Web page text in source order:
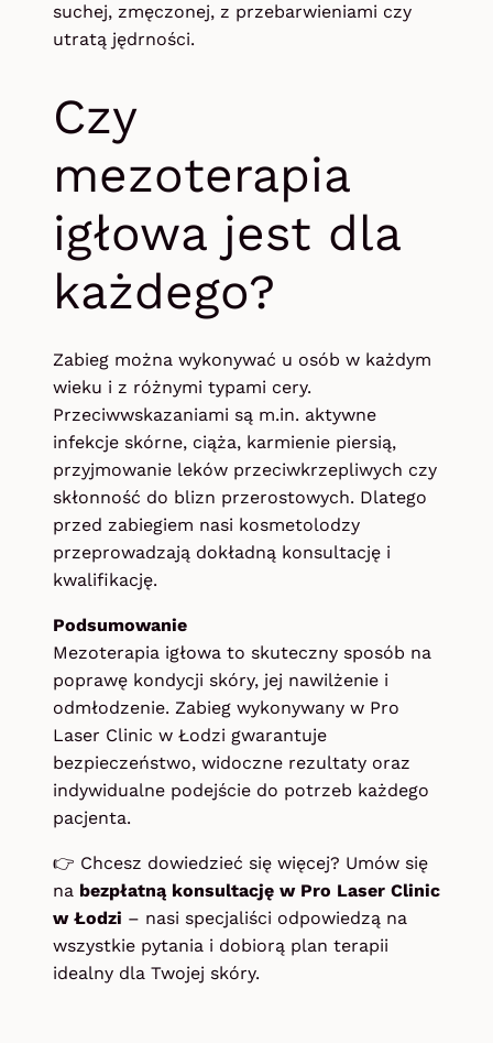
suchej, zmęczonej, z przebarwieniami czy
utratą jędrności.
Czy
mezoterapia
igłowa jest dla
każdego?
Zabieg można wykonywać u osób w każdym
wieku i z różnymi typami cery.
Przeciwwskazaniami są m.in. aktywne
infekcje skórne, ciąża, karmienie piersią,
przyjmowanie leków przeciwkrzepliwych czy
skłonność do blizn przerostowych. Dlatego
przed zabiegiem nasi kosmetolodzy
przeprowadzają dokładną konsultację i
kwalifikację.
Podsumowanie
Mezoterapia igłowa to skuteczny sposób na
poprawę kondycji skóry, jej nawilżenie i
odmłodzenie. Zabieg wykonywany w Pro
Laser Clinic w Łodzi gwarantuje
bezpieczeństwo, widoczne rezultaty oraz
indywidualne podejście do potrzeb każdego
pacjenta.
👉 Chcesz dowiedzieć się więcej? Umów się
na bezpłatną konsultację w Pro Laser Clinic
w Łodzi – nasi specjaliści odpowiedzą na
wszystkie pytania i dobiorą plan terapii
idealny dla Twojej skóry.